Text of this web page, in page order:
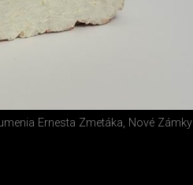
Ernesta Zmetáka, Nové Zámky